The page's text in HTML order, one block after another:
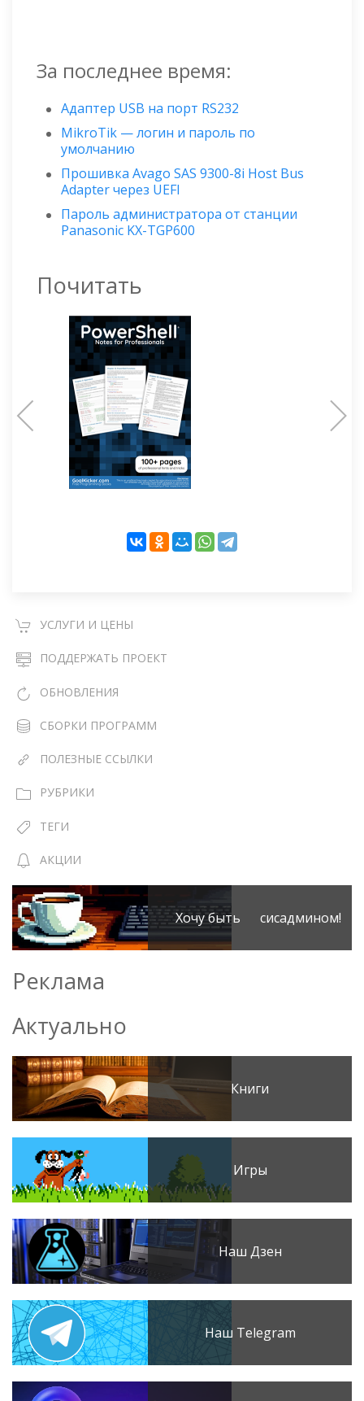
За последнее время:
Адаптер USB на порт RS232
MikroTik — логин и пароль по
умолчанию
Прошивка Avago SAS 9300-8i Host Bus
Adapter через UEFI
Пароль администратора от станции
Panasonic KX-TGP600
Почитать
УСЛУГИ И ЦЕНЫ
ПОДДЕРЖАТЬ ПРОЕКТ
ОБНОВЛЕНИЯ
СБОРКИ ПРОГРАММ
ПОЛЕЗНЫЕ ССЫЛКИ
РУБРИКИ
ТЕГИ
АКЦИИ
Хочу быть сисадмином!
Реклама
Актуально
Книги
Игры
Наш Дзен
Наш Telegram